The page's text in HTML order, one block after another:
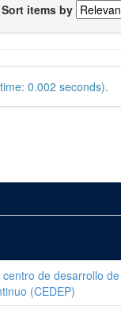
Sort items by
0.002 seconds).
de desarrollo
(CEDEP)